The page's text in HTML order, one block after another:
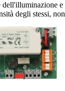
degli stessi,